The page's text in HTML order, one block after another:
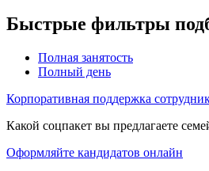
Быстрые фильтры
Полная занятость
Полный день
Корпоративная поддержка
Какой соцпакет вы предлагаете
Оформляйте кандидатов онлайн